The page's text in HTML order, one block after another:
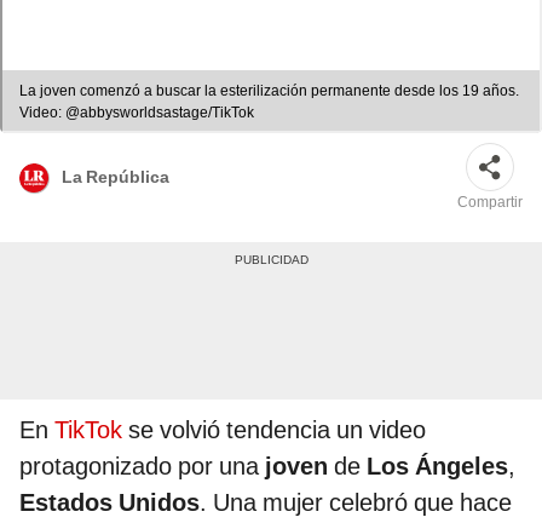
La joven comenzó a buscar la esterilización permanente desde los 19 años.
Video: @abbysworldsastage/TikTok
La República
Compartir
En TikTok se volvió tendencia un video
protagonizado por una joven de Los Ángeles,
Estados Unidos. Una mujer celebró que hace